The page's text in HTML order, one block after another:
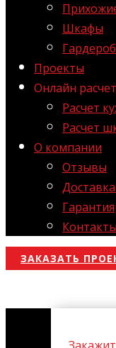
Шкафы
Проекты
Онлайн расчет
Расчет
Расчет
О компании
Отзывы
Гарантия
Контакты
ЗАКАЗАТЬ